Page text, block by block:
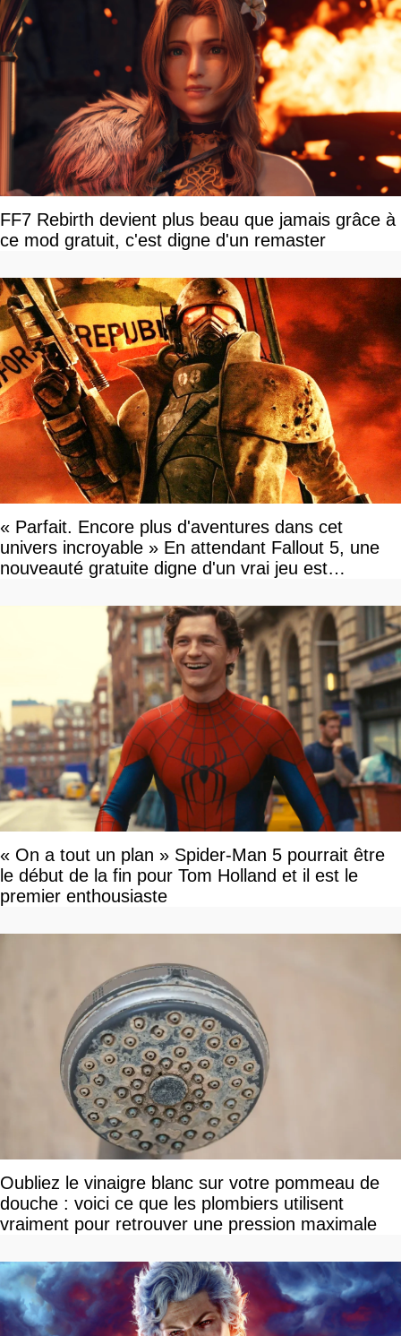
FF7 Rebirth devient plus beau que jamais grâce à
ce mod gratuit, c'est digne d'un remaster
« Parfait. Encore plus d'aventures dans cet
univers incroyable » En attendant Fallout 5, une
nouveauté gratuite digne d'un vrai jeu est
« On a tout un plan » Spider-Man 5 pourrait être
le début de la fin pour Tom Holland et il est le
premier enthousiaste
Oubliez le vinaigre blanc sur votre pommeau de
douche : voici ce que les plombiers utilisent
vraiment pour retrouver une pression maximale